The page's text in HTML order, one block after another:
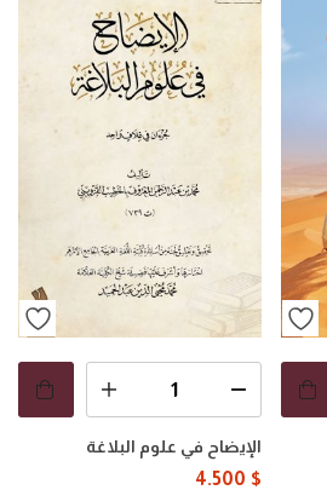
الإيضاح في علوم البلاغة
4.500 $